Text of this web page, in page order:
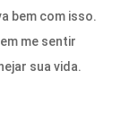
bem com isso.
me sentir
sua vida.